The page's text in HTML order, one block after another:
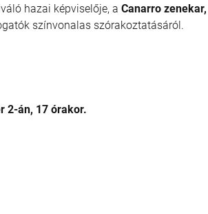
hazai képviselője, a Canarro zenekar,
színvonalas szórakoztatásáról.
2-án, 17 órakor.